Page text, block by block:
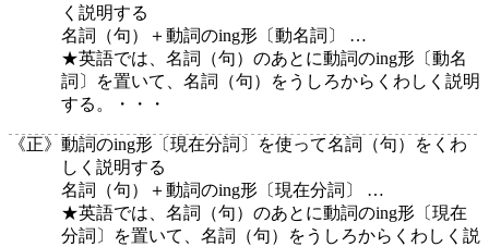
く説明する
名詞（句）＋動詞のing形〔動名詞〕 …
★英語では、名詞（句）のあとに動詞のing形〔動名
詞〕を置いて、名詞（句）をうしろからくわしく説明
する。・・・
《正》 動詞のing形〔現在分詞〕を使って名詞（句）をくわ
しく説明する
名詞（句）＋動詞のing形〔現在分詞〕 …
★英語では、名詞（句）のあとに動詞のing形〔現在
分詞〕を置いて、名詞（句）をうしろからくわしく説